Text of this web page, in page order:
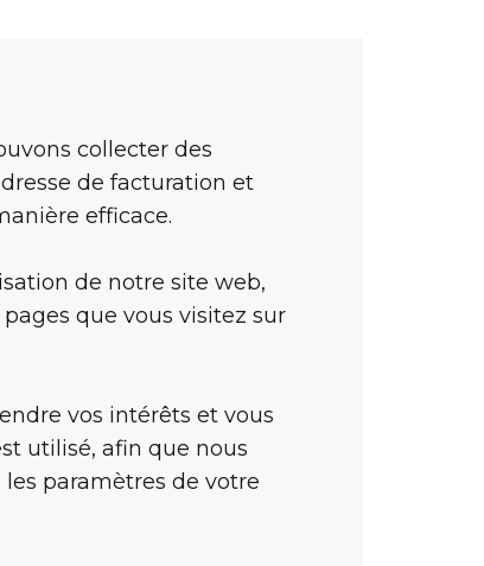
collecter des
de facturation et
efficace.
de notre site web,
que vous visitez sur
vos intérêts et vous
utilisé, afin que nous
paramètres de votre